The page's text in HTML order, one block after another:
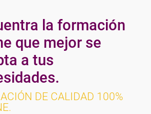
la formación
que mejor se
a tus
DE CALIDAD 100%